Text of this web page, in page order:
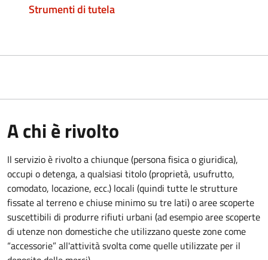
Strumenti di tutela
A chi è rivolto
Il servizio è rivolto a chiunque (persona fisica o giuridica),
occupi o detenga, a qualsiasi titolo (proprietà, usufrutto,
comodato, locazione, ecc.) locali (quindi tutte le strutture
fissate al terreno e chiuse minimo su tre lati) o aree scoperte
suscettibili di produrre rifiuti urbani (ad esempio aree scoperte
di utenze non domestiche che utilizzano queste zone come
“accessorie” all'attività svolta come quelle utilizzate per il